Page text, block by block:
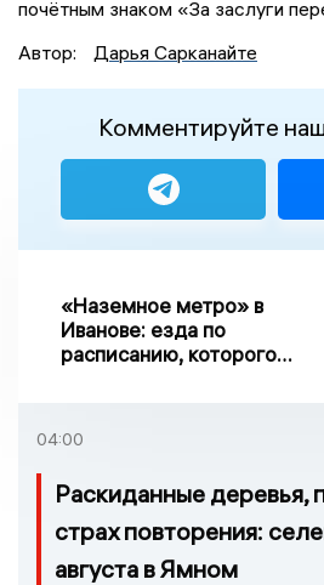
почётным знаком «За заслуги
Автор:
Дарья Сарканайте
Комментируйте
«Наземное метро» в
Иванове: езда по
расписанию, которого
04:00
Раскиданные деревья,
страх повторения:
августа в Ямном